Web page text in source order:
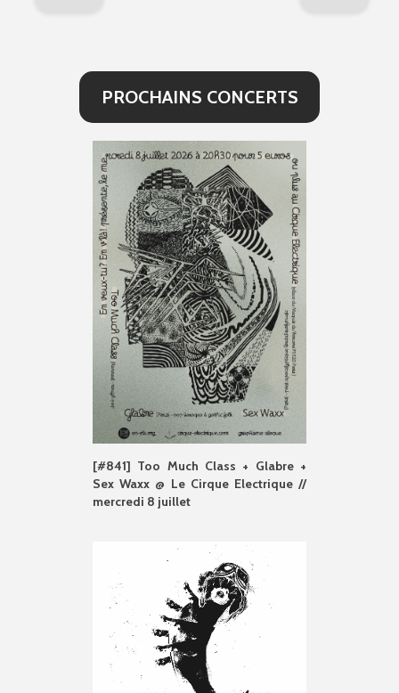
PROCHAINS CONCERTS
[#841] Too Much Class + Glabre +
Sex Waxx @ Le Cirque Electrique //
mercredi 8 juillet